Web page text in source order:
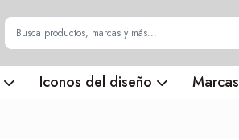
Iconos del diseño Marcas